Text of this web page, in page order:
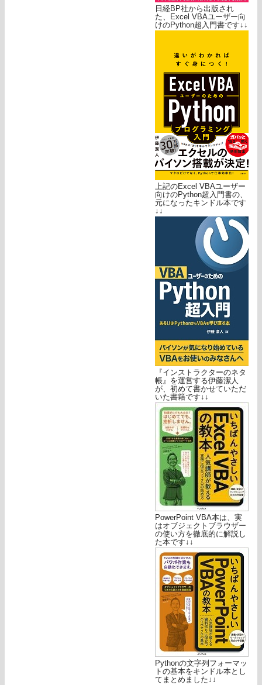
日経BP社から出版され
た、Excel VBAユーザー向
けのPython超入門書です↓↓
上記のExcel VBAユーザー
向けのPython超入門書の、
元になったキンドル本です
↓↓
『インストラクターのネタ
帳』を運営する伊藤潔人
が、初めて書かせていただ
いた書籍です↓↓
PowerPoint VBA本は、実
はオブジェクトブラウザー
の使い方を徹底的に解説し
た本です↓↓
Pythonの文字列フォーマッ
トの基本をキンドル本とし
てまとめました↓↓